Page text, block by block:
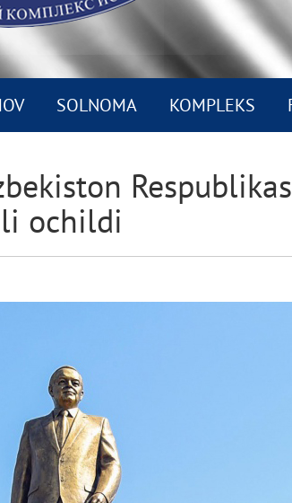
SOLNOMA KOMPLEKS
ochildi